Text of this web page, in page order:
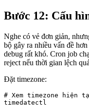
Bước 12: Cấu
Nghe có vẻ đơn giản,
bộ gây ra nhiều vấn đề
debug rất khó. Cron job
reject nếu thời gian lệch
Đặt timezone:
# Xem timezone hiện